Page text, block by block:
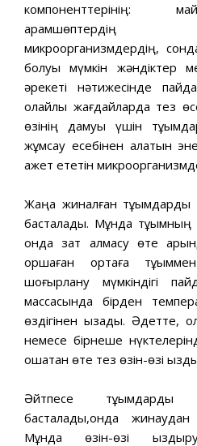
компоненттерінің:
арамшөптердің
микроорганизмдердің,
болуы мүмкін жәндіктер
әрекеті нәтижесінде
қолайлы жағдайларда тез
өзінің дамуы үшін
жұмсау есебінен алатын
қажет ететін
Жаңа жиналған тұқымдарды
басталады. Мұнда тұқымның
онда зат алмасу өте
қоршаған ортаға
шоғырлану мүмкіндігі
массасында бірден
өздігінен қызады. Әдетте,
немесе бірнеше
ошақтан өте тез өзін-өзі
Әйтпесе тұқымдарды
басталады,онда жинаудан
Мұнда өзін-өзі